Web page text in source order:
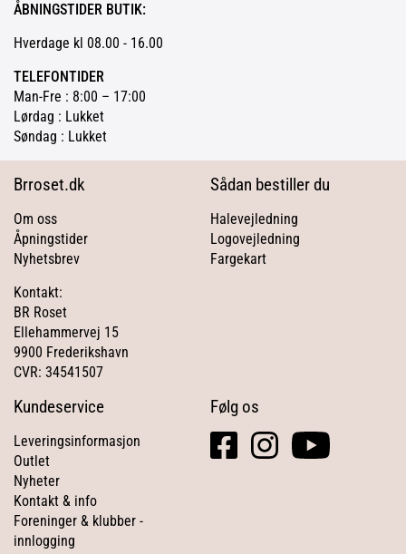
ÅBNINGSTIDER BUTIK:
Hverdage kl 08.00 - 16.00
TELEFONTIDER
Man-Fre : 8:00 – 17:00
Lørdag : Lukket
Søndag : Lukket
Brroset.dk
Om oss
Åpningstider
Nyhetsbrev
Kontakt:
BR Roset
Ellehammervej 15
9900 Frederikshavn
CVR: 34541507
Sådan bestiller du
Halevejledning
Logovejledning
Fargekart
Kundeservice
Leveringsinformasjon
Outlet
Nyheter
Kontakt & info
Foreninger & klubber -
innlogging
Følg os
facebook
square
instagramyoutube